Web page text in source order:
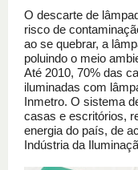
O descarte de
risco de
ao se quebrar, a
poluindo o meio
Até 2010, 70% das
iluminadas com
Inmetro. O sistema
casas e escritórios,
energia do país, de
Indústria da